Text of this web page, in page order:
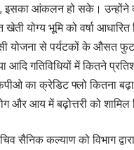
इसका आंकलन हो सके। उन्होंने
योग्य भूमि को वर्षा
योजना से पर्यटकों के औसत
गतिविधियों में कितने
का क्रेडिट फ्लो कितना बढ़ा
और आय में बढ़ोत्तरी को
सैनिक कल्याण को विभाग